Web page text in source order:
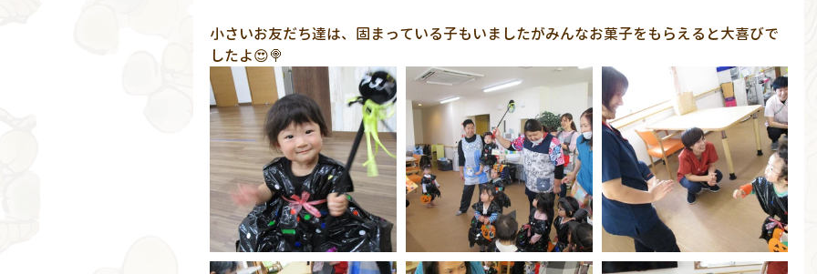
小さいお友だち達は、固まっている子もいましたがみんなお菓子をもらえると大喜びで
したよ😍🍭